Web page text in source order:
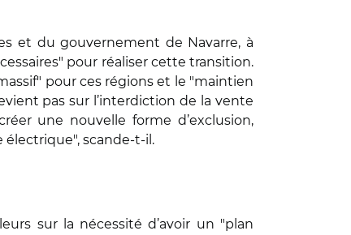
et du gouvernement de Navarre, à
pour réaliser cette transition.
pour ces régions et le "maintien
pas sur l’interdiction de la vente
une nouvelle forme d’exclusion,
électrique", scande-t-il.
sur la nécessité d’avoir un "plan